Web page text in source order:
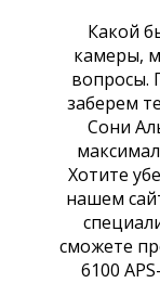
Какой
камеры,
вопросы.
заберем
Сони
Хотите
нашем
сможете
6100